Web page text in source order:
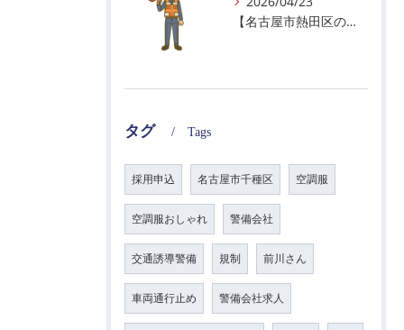
【名古屋市熱田区の警備会社】GWの面接状況について！
タグ Tags
採用申込 名古屋市千種区 空調服
空調服おしゃれ 警備会社
交通誘導警備 規制 前川さん
車両通行止め 警備会社求人